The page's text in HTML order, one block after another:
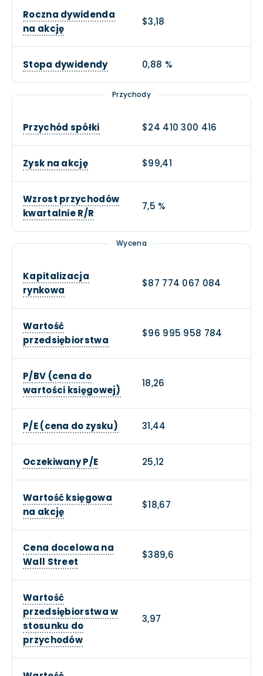
Roczna dywidenda
na akcję
$3,18
Stopa dywidendy 0,88 %
Przychody
Przychód spółki $24 410 300 416
Zysk na akcję $99,41
Wzrost przychodów
kwartalnie R/R
7,5 %
Wycena
Kapitalizacja
rynkowa
$87 774 067 084
Wartość
przedsiębiorstwa
$96 995 958 784
P/BV (cena do
wartości księgowej)
18,26
P/E (cena do zysku) 31,44
Oczekiwany P/E 25,12
Wartość księgowa
na akcję
$18,67
Cena docelowa na
Wall Street
$389,6
Wartość
przedsiębiorstwa w
stosunku do
przychodów
3,97